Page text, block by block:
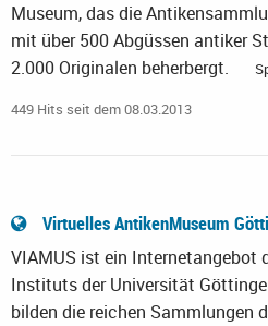
Museum, das die
mit über 500 Abgüssen antiker
2.000 Originalen beherbergt.
449 Hits seit dem 08.03.2013
Virtuelles AntikenMuseum
VIAMUS ist ein Internetangebot
Instituts der Universität
bilden die reichen Sammlungen